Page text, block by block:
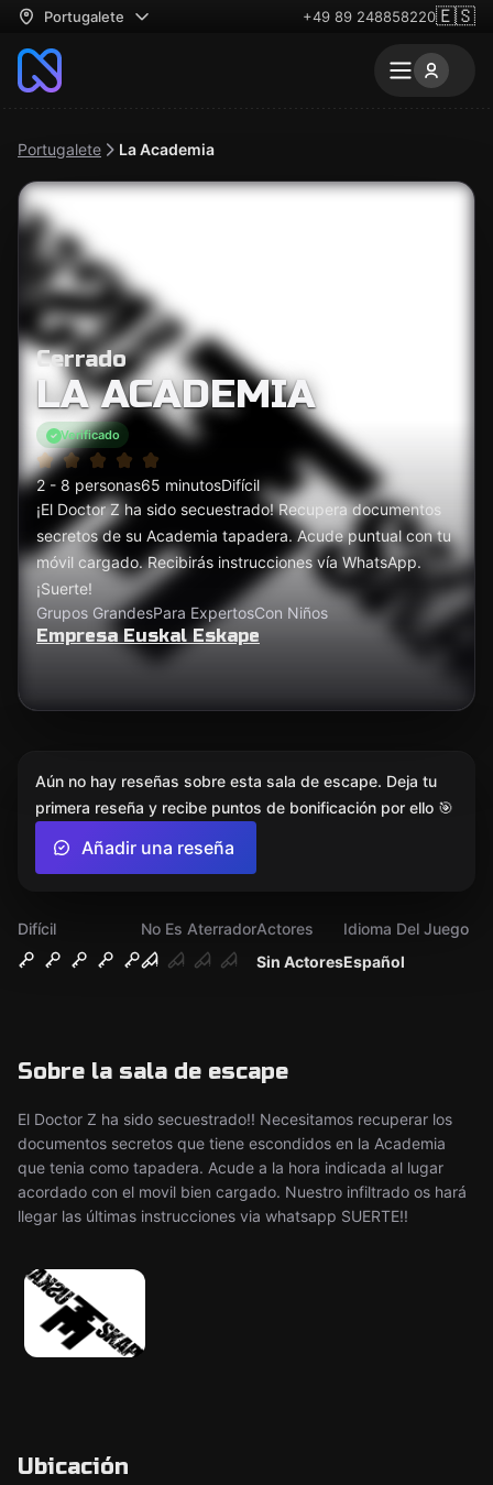
Portugalete +49 89 248858220🇪🇸
Portugalete La Academia
Cerrado
LA ACADEMIA
Verificado
2 - 8 personas65 minutosDifícil
¡El Doctor Z ha sido secuestrado! Recupera documentos
secretos de su Academia tapadera. Acude puntual con tu
móvil cargado. Recibirás instrucciones vía WhatsApp.
¡Suerte!
Grupos GrandesPara ExpertosCon Niños
Empresa Euskal Eskape
Difícil
No Es Aterrador
Sin Actores
Actores
Español
Idioma Del Juego
Sobre la sala de escape
El Doctor Z ha sido secuestrado!! Necesitamos recuperar los
documentos secretos que tiene escondidos en la Academia
que tenia como tapadera. Acude a la hora indicada al lugar
acordado con el movil bien cargado. Nuestro infiltrado os hará
llegar las últimas instrucciones via whatsapp SUERTE!!
Aún no hay reseñas sobre esta sala de escape. Deja tu
primera reseña y recibe puntos de bonificación por ello 🎯
Añadir una reseña
Ubicación